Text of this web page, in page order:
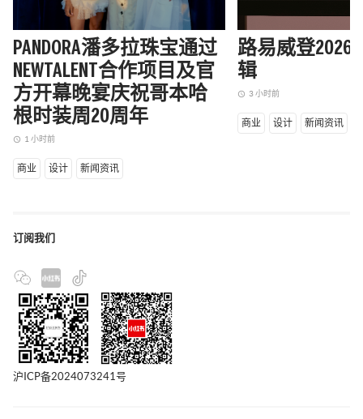
PANDORA潘多拉珠宝通过
NEWTALENT合作项目及官
方开幕晚宴庆祝哥本哈
根时装周20周年
access_time 1 小时前
商业 设计 新闻资讯
路易威登2026
辑
access_time 3 小时前
商业 设计 新闻资讯
订阅我们
沪ICP备2024073241号